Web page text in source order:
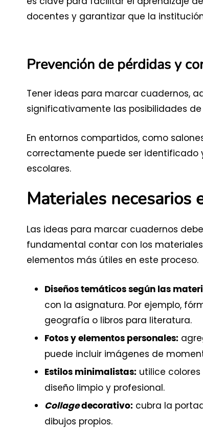
docentes y garantizar que la
Prevención de pérdidas y
Tener ideas para marcar cuadernos,
significativamente las posibilidades
En entornos compartidos, como
correctamente puede ser
escolares.
Materiales necesarios
Las ideas para marcar cuadernos
fundamental contar con los
elementos más útiles en este proceso.
Diseños temáticos según las
con la asignatura. Por ejemplo,
geografía o libros para literatura.
Fotos y elementos personales:
puede incluir imágenes de
Estilos minimalistas: utilice
diseño limpio y profesional.
Collagedecorativo: cubra la
dibujos propios.